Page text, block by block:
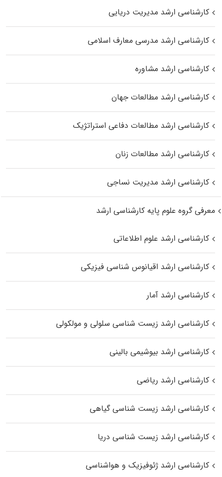
کارشناسی ارشد مدیریت دریایی
کارشناسی ارشد مدرسی معارف اسلامی
کارشناسی ارشد مشاوره
کارشناسی ارشد مطالعات جهان
کارشناسی ارشد مطالعات دفاعی استراتژیک
کارشناسی ارشد مطالعات زنان
کارشناسی ارشد مدیریت نساجی
معرفی گروه علوم پایه کارشناسی ارشد
کارشناسی ارشد علوم اطلاعاتی
کارشناسی ارشد اقیانوس‌ شناسی فیزیکی
کارشناسی ارشد آمار
کارشناسی ارشد زیست شناسی سلولی و مولکولی
کارشناسی ارشد بیوشیمی بالینی
کارشناسی ارشد ریاضی
کارشناسی ارشد زیست‌ شناسی گیاهی
کارشناسی ارشد زیست‌ شناسی دریا
کارشناسی ارشد ژئوفیزیک و هواشناسی